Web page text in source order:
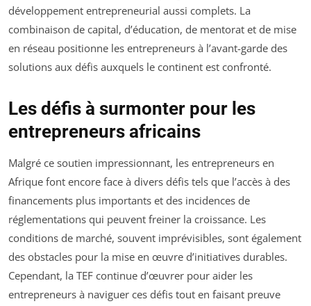
développement entrepreneurial aussi complets. La
combinaison de capital, d’éducation, de mentorat et de mise
en réseau positionne les entrepreneurs à l’avant-garde des
solutions aux défis auxquels le continent est confronté.
Les défis à surmonter pour les
entrepreneurs africains
Malgré ce soutien impressionnant, les entrepreneurs en
Afrique font encore face à divers défis tels que l’accès à des
financements plus importants et des incidences de
réglementations qui peuvent freiner la croissance. Les
conditions de marché, souvent imprévisibles, sont également
des obstacles pour la mise en œuvre d’initiatives durables.
Cependant, la TEF continue d’œuvrer pour aider les
entrepreneurs à naviguer ces défis tout en faisant preuve